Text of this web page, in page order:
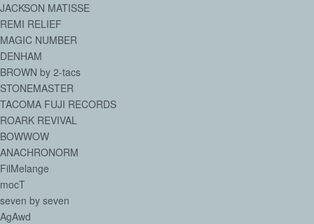
JACKSON MATISSE
REMI RELIEF
MAGIC NUMBER
DENHAM
BROWN by 2-tacs
STONEMASTER
TACOMA FUJI RECORDS
ROARK REVIVAL
BOWWOW
ANACHRONORM
FilMelange
mocT
seven by seven
AgAwd